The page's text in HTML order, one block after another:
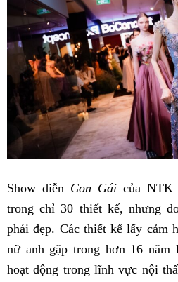
Show diễn Con Gáicủa NTK
trong chỉ 30 thiết kế, nhưng
phái đẹp. Các thiết kế lấy cảm
nữ anh gặp trong hơn 16
hoạt động trong lĩnh vực nội